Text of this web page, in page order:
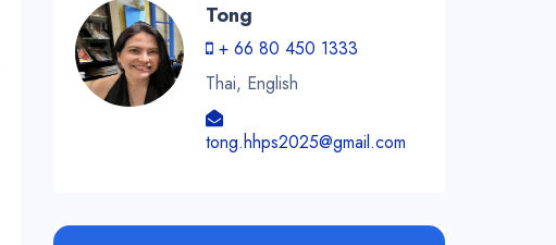
Tong
+ 66 80 450 1333
Thai, English
tong.hhps2025@gmail.com